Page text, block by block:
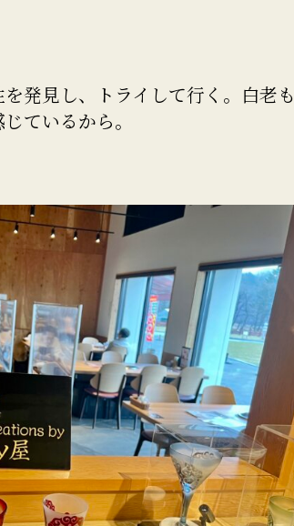
発見し、トライして行く。白老も
ているから。